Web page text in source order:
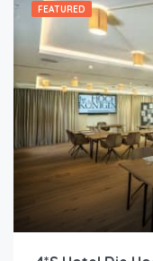
FEATURED